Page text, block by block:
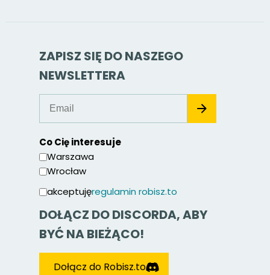
ZAPISZ SIĘ DO NASZEGO
NEWSLETTERA
Co Cię interesuje
Warszawa
Wrocław
akceptujęregulamin robisz.to
DOŁĄCZ DO DISCORDA, ABY
BYĆ NA BIEŻĄCO!
Dołącz do Robisz.to